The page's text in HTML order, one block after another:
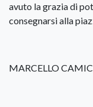
avuto la grazia di
consegnarsi alla
MARCELLO